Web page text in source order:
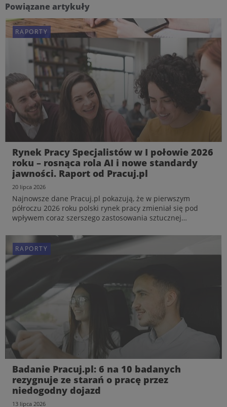
Powiązane artykuły
RAPORTY
Rynek Pracy Specjalistów w I połowie 2026
roku – rosnąca rola AI i nowe standardy
jawności. Raport od Pracuj.pl
20 lipca 2026
Najnowsze dane Pracuj.pl pokazują, że w pierwszym
półroczu 2026 roku polski rynek pracy zmieniał się pod
wpływem coraz szerszego zastosowania sztucznej
przejrzystości zatrudnienia czy większej świadomości
kandydatów w za...
RAPORTY
Rynek Pracy Specjalistów w I połowie 2026
roku – rosnąca rola AI i nowe standardy
jawności. Raport od Pracuj.pl
20 lipca 2026
RAPORTY
Badanie Pracuj.pl: 6 na 10 badanych
rezygnuje ze starań o pracę przez
niedogodny dojazd
13 lipca 2026